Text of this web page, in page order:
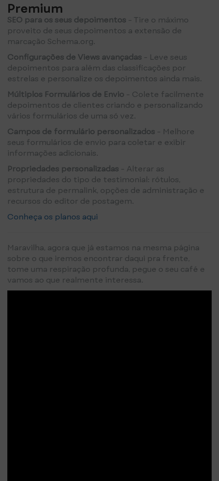
Premium
SEO para os seus depoimentos - Tire o máximo
proveito de seus depoimentos a extensão de
marcação Schema.org.
Configurações de Views avançadas - Leve seus
depoimentos para além das classificações por
estrelas e personalize os depoimentos ainda mais.
Múltiplos Formulários de Envio - Colete facilmente
depoimentos de clientes criando e personalizando
vários formulários de uma só vez.
Campos de formulário personalizados - Melhore
seus formulários de envio para coletar e exibir
informações adicionais.
Propriedades personalizadas - Alterar as
propriedades do tipo de testimonial: rótulos,
estrutura de permalink, opções de administração e
recursos do editor de postagem.
Conheça os planos aqui
Maravilha, agora que já estamos na mesma página
sobre o que iremos encontrar daqui pra frente,
tome uma respiração profunda, pegue o seu café e
vamos ao que realmente interessa.